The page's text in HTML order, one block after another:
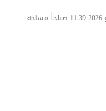
اخبار العرب -كندا 24: الثلاثاء 12 مايو 2026 11:39 صباحاً مساحة